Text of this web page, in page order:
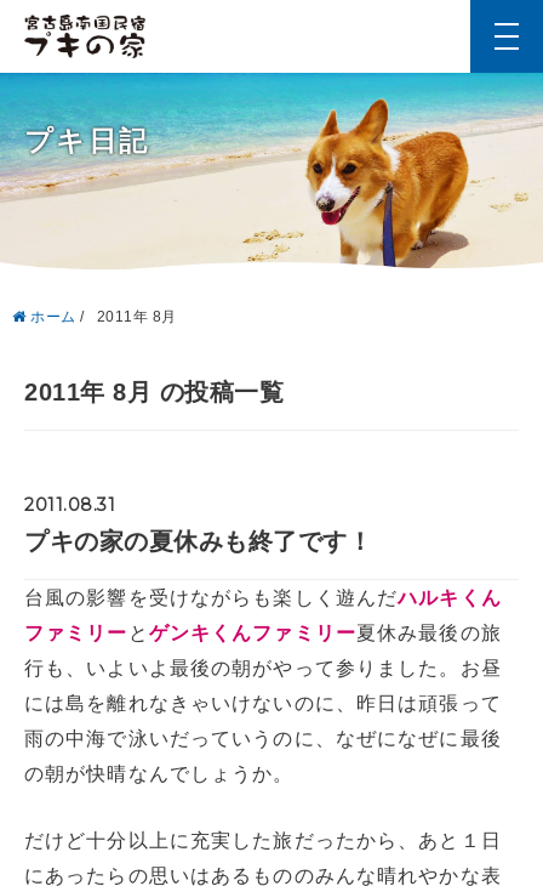
プキ日記
ホーム / 2011年 8月
2011年 8月 の投稿一覧
2011.08.31
プキの家の夏休みも終了です！
台風の影響を受けながらも楽しく遊んだハルキくん
ファミリー と ゲンキくんファミリー夏休み最後の旅
行も、いよいよ最後の朝がやって参りました。お昼
には島を離れなきゃいけないのに、昨日は頑張って
雨の中海で泳いだっていうのに、なぜになぜに最後
の朝が快晴なんでしょうか。
だけど十分以上に充実した旅だったから、あと１日
にあったらの思いはあるもののみんな晴れやかな表
t
o
g
g
l
v
a